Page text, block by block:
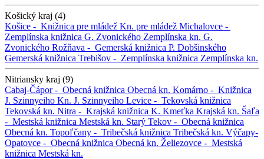
Košický kraj (4)
Košice - Knižnica pre mládež Kn. pre mládež Michalovce -
Zemplínska knižnica G. Zvonického Zemplínska kn. G.
Zvonického Rožňava - Gemerská knižnica P. Dobšinského
Gemerská knižnica Trebišov - Zemplínska knižnica Zemplínska kn.
Nitriansky kraj (9)
Cabaj-Čápor - Obecná knižnica Obecná kn. Komárno - Knižnica
J. Szinnyeiho Kn. J. Szinnyeiho Levice - Tekovská knižnica
Tekovská kn. Nitra - Krajská knižnica K. Kmeťka Krajská kn. Šaľa
- Mestská knižnica Mestská kn. Starý Tekov - Obecná knižnica
Obecná kn. Topoľčany - Tribečská knižnica Tribečská kn. Výčapy-
Opatovce - Obecná knižnica Obecná kn. Želiezovce - Mestská
knižnica Mestská kn.